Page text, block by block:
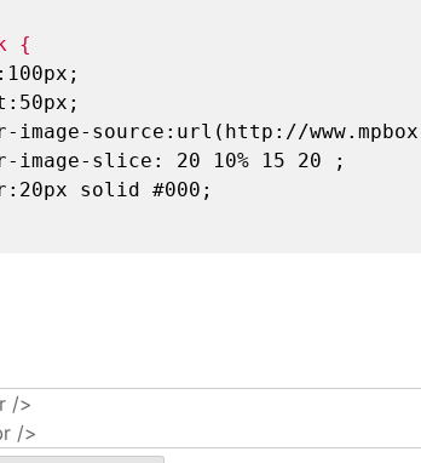
{
image-source:url(http://
image-slice: 20 10% 15 20 ;
solid #000;